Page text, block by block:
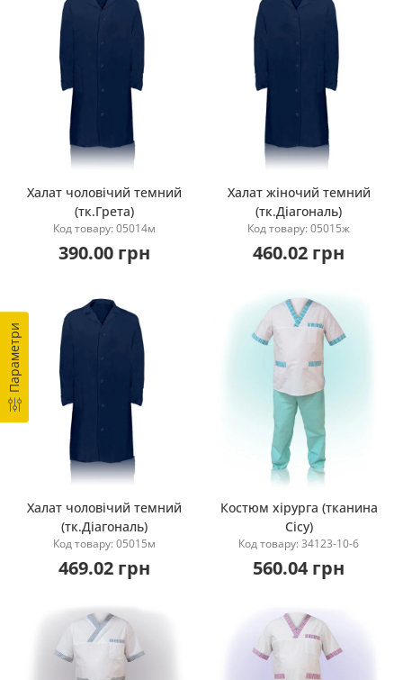
Параметри
Купити
Халат чоловічий темний
(тк.Грета)
Код товару: 05014м
390.00 грн
Купити
Халат жіночий темний
(тк.Діагональ)
Код товару: 05015ж
460.02 грн
Купити
Халат чоловічий темний
(тк.Діагональ)
Код товару: 05015м
469.02 грн
Купити
Костюм хірурга (тканина
Сісу)
Код товару: 34123-10-6
560.04 грн